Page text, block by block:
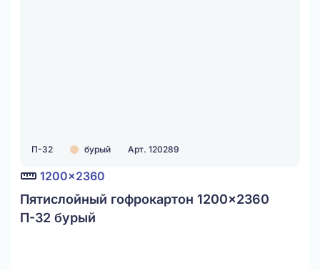
П-32 бурый Арт. 120289
1200x2360
Пятислойный гофрокартон 1200x2360
П-32 бурый